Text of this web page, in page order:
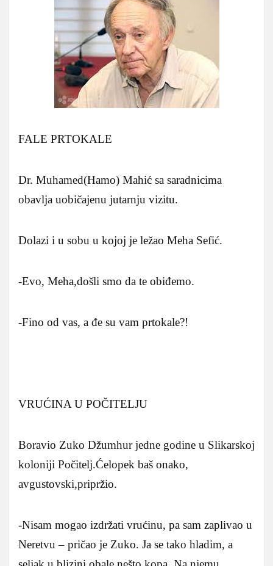
FALE PRTOKALE
Dr. Muhamed(Hamo) Mahić sa saradnicima
obavlja uobičajenu jutarnju vizitu.
Dolazi i u sobu u kojoj je ležao Meha Sefić.
-Evo, Meha,došli smo da te obiđemo.
-Fino od vas, a đe su vam prtokale?!
VRUĆINA U POČITELJU
Boravio Zuko Džumhur jedne godine u Slikarskoj
koloniji Počitelj.Ćelopek baš onako,
avgustovski,pripržio.
-Nisam mogao izdržati vrućinu, pa sam zaplivao u
Neretvu – pričao je Zuko. Ja se tako hladim, a